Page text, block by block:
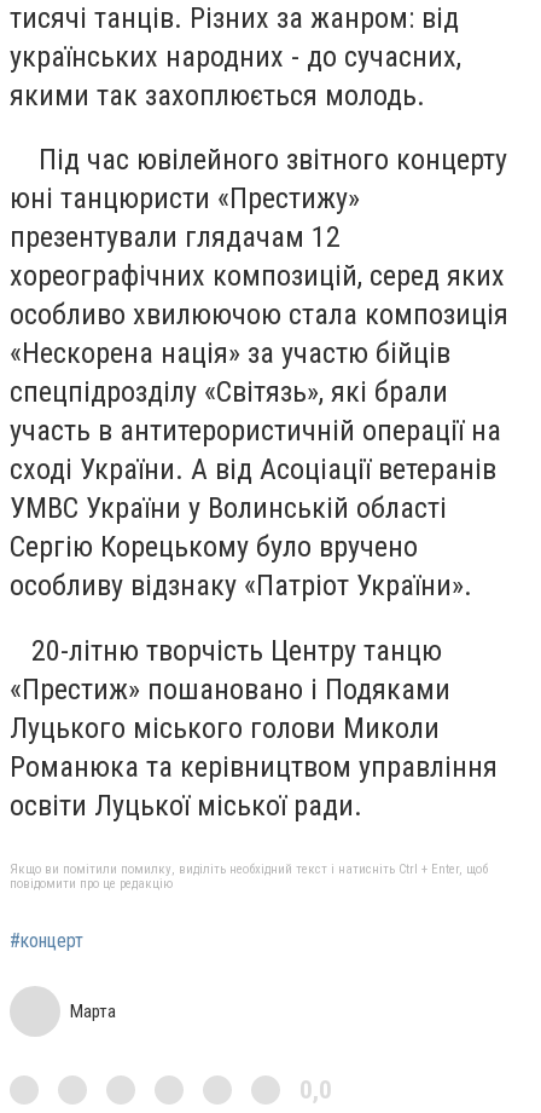
тисячі танців. Різних за жанром: від
українських народних - до сучасних,
якими так захоплюється молодь.
Під час ювілейного звітного концерту
юні танцюристи «Престижу»
презентували глядачам 12
хореографічних композицій, серед яких
особливо хвилюючою стала композиція
«Нескорена нація» за участю бійців
спецпідрозділу «Світязь», які брали
участь в антитерористичній операції на
сході України. А від Асоціації ветеранів
УМВС України у Волинській області
Сергію Корецькому було вручено
особливу відзнаку «Патріот України».
20-літню творчість Центру танцю
«Престиж» пошановано і Подяками
Луцького міського голови Миколи
Романюка та керівництвом управління
освіти Луцької міської ради.
Якщо ви помітили помилку, виділіть необхідний текст і натисніть Ctrl + Enter, щоб
повідомити про це редакцію
#концерт
Марта
0,0